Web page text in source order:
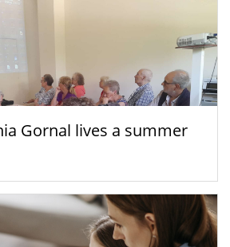
Gornal lives a summer